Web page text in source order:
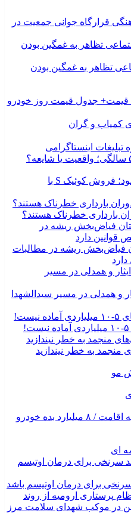
قرارگاه جوانی جمعیت در
تظاهر به غمگین بودن
قیمت+ جدول قیمت روز خودرو
کمیاب و گران
اینستاگرامی
ثبت‌نام جدید سایپا آغاز می‌شود؛ فروش کوئیک S با
بارداری خطرناک هستند؟
فیاض‌بخش ریشه در مطالبات
و همدلی در مسیر سیدالشهدا
منجمد به خطر نیندازید
مو
کاسبی خارج‌نشین‌ها با سهمیه اقامت / ۸ میلیارد بده خودرو
ای
برای درمان اوتیسم باشد